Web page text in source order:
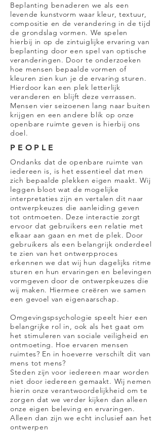
Beplanting benaderen we als een
levende kunstvorm waar kleur, textuur,
compositie en de verandering in de tijd
de grondslag vormen. We spelen
hierbij in op de zintuiglijke ervaring van
beplanting door een spel van optische
veranderingen. Door te onderzoeken
hoe mensen bepaalde vormen of
kleuren zien kun je de ervaring sturen.
Hierdoor kan een plek letterlijk
veranderen en blijft deze verrassen.
Mensen vier seizoenen lang naar buiten
krijgen en een andere blik op onze
openbare ruimte geven is hierbij ons
doel.
PEOPLE
Ondanks dat de openbare ruimte van
iedereen is, is het essentieel dat men
zich bepaalde plekken eigen maakt. Wij
leggen bloot wat de mogelijke
interpretaties zijn en vertalen dit naar
ontwerpkeuzes die aanleiding geven
tot ontmoeten. Deze interactie zorgt
ervoor dat gebruikers een relatie met
elkaar aan gaan en met de plek. Door
gebruikers als een belangrijk onderdeel
te zien van het ontwerpproces
erkennen we dat wij hun dagelijks ritme
sturen en hun ervaringen en belevingen
vormgeven door de ontwerpkeuzes die
wij maken. Hiermee creëren we samen
een gevoel van eigenaarschap.
Omgevingspsychologie speelt hier een
belangrijke rol in, ook als het gaat om
het stimuleren van sociale veiligheid en
ontmoeting. Hoe ervaren mensen
ruimtes? En in hoeverre verschilt dit van
mens tot mens?
Steden zijn voor iedereen maar worden
niet door iedereen gemaakt. Wij nemen
hierin onze verantwoordelijkheid om te
zorgen dat we verder kijken dan alleen
onze eigen beleving en ervaringen.
Alleen dan zijn we echt inclusief aan het
ontwerpen